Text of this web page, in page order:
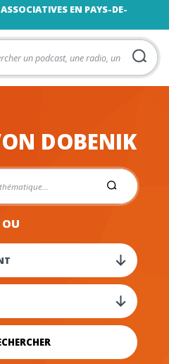
EN PAYS-DE-
DOBENIK
OU